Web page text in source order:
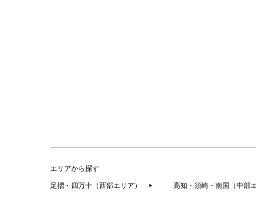
エリアから探す
足摺・四万十（西部エリア） ▶︎ 高知・須崎・南国（中部エ